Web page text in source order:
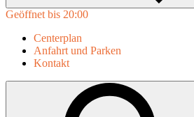
Geöffnet bis 20:00
Centerplan
Anfahrt und Parken
Kontakt